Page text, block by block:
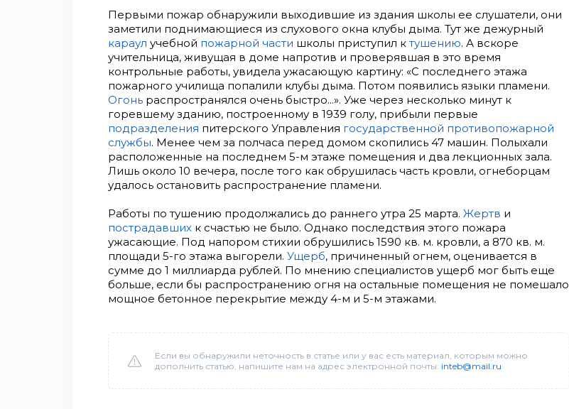
Первыми пожар обнаружили выходившие из здания школы ее слушатели, они
заметили поднимающиеся из слухового окна клубы дыма. Тут же дежурный
караул учебной пожарной части школы приступил ктушению. А вскоре
учительница, живущая в доме напротив и проверявшая в это время
контрольные работы, увидела ужасающую картину: «С последнего этажа
пожарного училища попалили клубы дыма. Потом появились языки пламени.
Огонь распространялся очень быстро...». Уже через несколько минут к
горевшему зданию, построенному в 1939 голу, прибыли первые
подразделения питерского Управления государственной противопожарной
службы. Менее чем за полчаса перед домом скопились 47 машин. Полыхали
расположенные на последнем 5-м этаже помещения и два лекционных зала.
Лишь около 10 вечера, после того как обрушилась часть кровли, огнеборцам
удалось остановить распространение пламени.
Работы по тушению продолжались до раннего утра 25 марта. Жертв и
пострадавших к счастью не было. Однако последствия этого пожара
ужасающие. Под напором стихии обрушились 1590 кв. м. кровли, а 870 кв. м.
площади 5-го этажа выгорели. Ущерб, причиненный огнем, оценивается в
сумме до 1 миллиарда рублей. По мнению специалистов ущерб мог быть еще
больше, если бы распространению огня на остальные помещения не помешало
мощное бетонное перекрытие между 4-м и 5-м этажами.
Если вы обнаружили неточность в статье или у вас есть материал, которым можно
дополнить статью, напишите нам на адрес электронной почты: inteb@mail.ru